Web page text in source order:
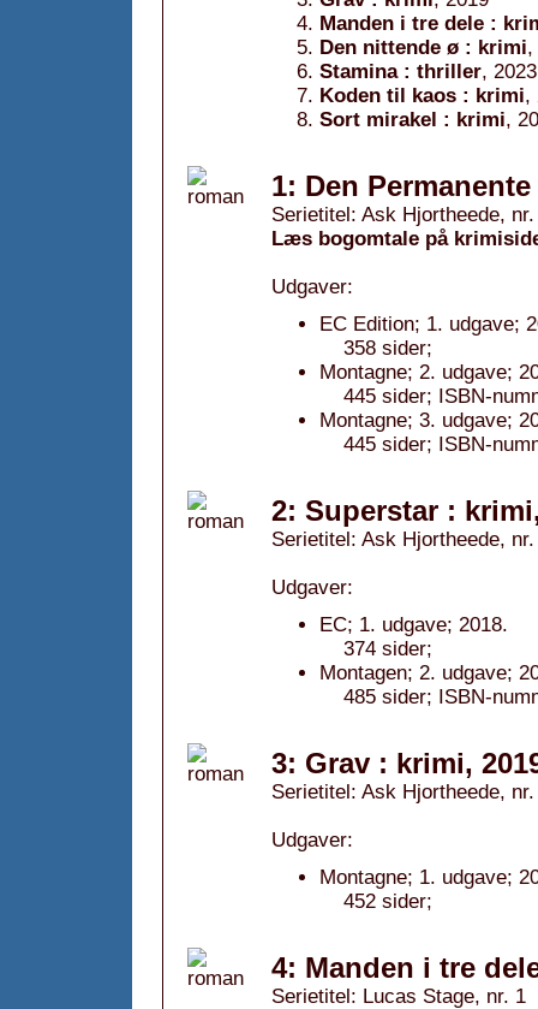
Manden i tre dele :
Den nittende ø : krimi,
Stamina : thriller, 2023
Koden til kaos : krimi,
Sort mirakel : krimi,
1: Den
Serietitel: Ask Hjortheede,
Læs bogomtale på
Udgaver:
EC Edition; 1. udgave;
358 sider;
Montagne; 2. udgave;
445 sider; ISBN-
Montagne; 3. udgave;
445 sider; ISBN-
2: Superstar :
Serietitel: Ask Hjortheede,
Udgaver:
EC; 1. udgave; 2018.
374 sider;
Montagen; 2. udgave;
485 sider; ISBN-
3: Grav : krimi,
Serietitel: Ask Hjortheede,
Udgaver:
Montagne; 1. udgave;
452 sider;
4: Manden i tre
Serietitel: Lucas Stage, nr. 1